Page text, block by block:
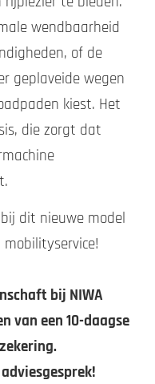
wendbaarheid
of de
geplaveide wegen
kiest. Het
die zorgt dat
dit nieuwe model
bij NIWA
van een 10-daagse